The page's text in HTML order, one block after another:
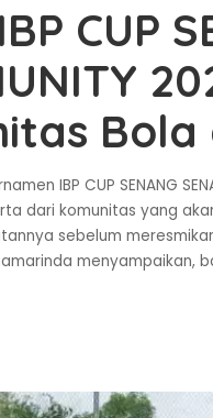
CUP
IBP CUP SENANG
dari komunitas yang
sebelum
menyampaikan,